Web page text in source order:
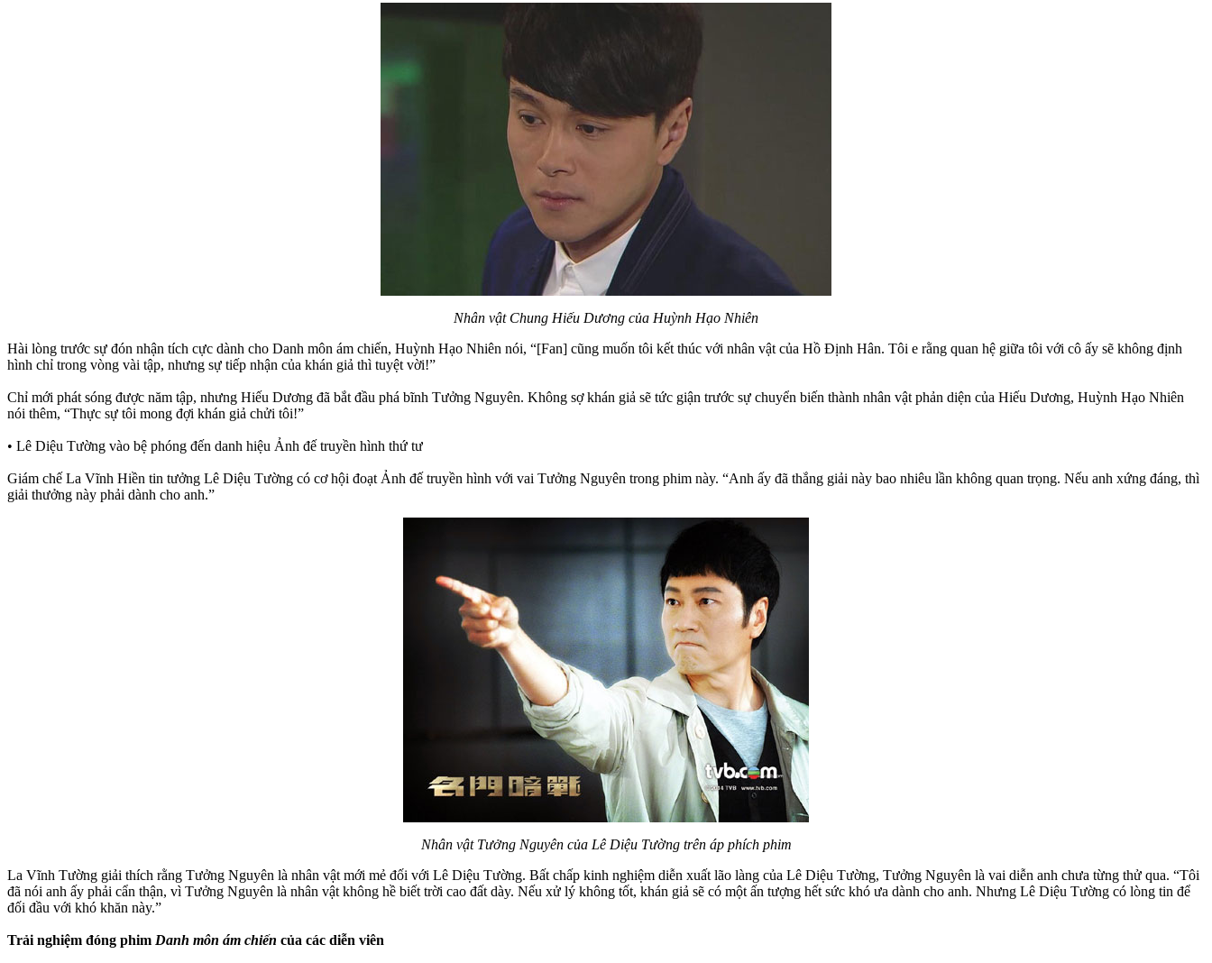
Nhân vật Chung Hiếu Dương của Huỳnh Hạo Nhiên
Hài lòng trước sự đón nhận tích cực dành cho Danh môn ám chiến, Huỳnh Hạo Nhiên nói, “[Fan] cũng muốn tôi kết thúc với nhân vật của Hồ Định Hân. Tôi e rằng quan hệ giữa tôi với cô ấy sẽ không định
hình chỉ trong vòng vài tập, nhưng sự tiếp nhận của khán giả thì tuyệt vời!”
Chỉ mới phát sóng được năm tập, nhưng Hiếu Dương đã bắt đầu phá bĩnh Tưởng Nguyên. Không sợ khán giả sẽ tức giận trước sự chuyển biến thành nhân vật phản diện của Hiếu Dương, Huỳnh Hạo Nhiên
nói thêm, “Thực sự tôi mong đợi khán giả chửi tôi!”
• Lê Diệu Tường vào bệ phóng đến danh hiệu Ảnh đế truyền hình thứ tư
Giám chế La Vĩnh Hiền tin tưởng Lê Diệu Tường có cơ hội đoạt Ảnh đế truyền hình với vai Tưởng Nguyên trong phim này. “Anh ấy đã thắng giải này bao nhiêu lần không quan trọng. Nếu anh xứng đáng, thì
giải thưởng này phải dành cho anh.”
Nhân vật Tưởng Nguyên của Lê Diệu Tường trên áp phích phim
La Vĩnh Tường giải thích rằng Tưởng Nguyên là nhân vật mới mẻ đối với Lê Diệu Tường. Bất chấp kinh nghiệm diễn xuất lão làng của Lê Diệu Tường, Tưởng Nguyên là vai diễn anh chưa từng thử qua. “Tôi
đã nói anh ấy phải cẩn thận, vì Tưởng Nguyên là nhân vật không hề biết trời cao đất dày. Nếu xử lý không tốt, khán giả sẽ có một ấn tượng hết sức khó ưa dành cho anh. Nhưng Lê Diệu Tường có lòng tin để
đối đầu với khó khăn này.”
Trải nghiệm đóng phim Danh môn ám chiến của các diễn viên